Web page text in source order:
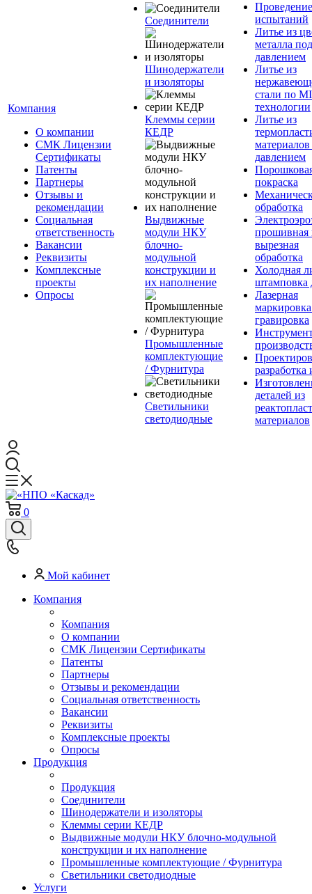
Компания
О компании
СМК Лицензии
Сертификаты
Патенты
Партнеры
Отзывы и
рекомендации
Социальная
ответственность
Вакансии
Реквизиты
Комплексные
проекты
Опросы
Соединители
Шинодержатели
и изоляторы
Клеммы серии
КЕДР
Выдвижные
модули НКУ
блочно-
модульной
конструкции и
их наполнение
Промышленные
комплектующие
/ Фурнитура
Светильники
светодиодные
Проведение
испытаний
Литье из
металла под
давлением
Литье из
стали по
технологии
Литье из
давлением
покраска
обработка
прошивная
вырезная
обработка
Холодная
штамповка
Лазерная
гравировка
разработка
деталей из
материалов
0
Мой кабинет
Компания
Компания
О компании
СМК Лицензии Сертификаты
Патенты
Партнеры
Отзывы и рекомендации
Социальная ответственность
Вакансии
Реквизиты
Комплексные проекты
Опросы
Продукция
Продукция
Соединители
Шинодержатели и изоляторы
Клеммы серии КЕДР
Выдвижные модули НКУ блочно-модульной
конструкции и их наполнение
Промышленные комплектующие / Фурнитура
Светильники светодиодные
Услуги